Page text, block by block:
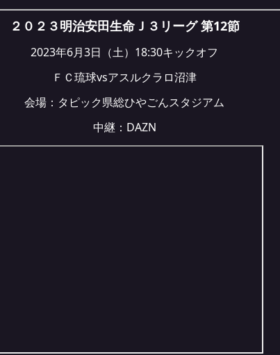
２０２３明治安田生命Ｊ３リーグ 第12節
2023年6月3日（土）18:30キックオフ
ＦＣ琉球vsアスルクラロ沼津
会場：タピック県総ひやごんスタジアム
中継： DAZN